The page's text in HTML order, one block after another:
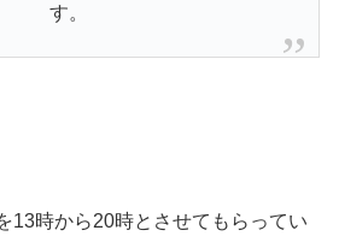
す。
13時から20時とさせてもらってい